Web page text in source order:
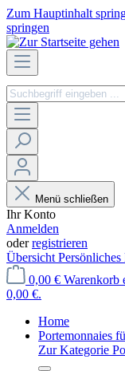
Zum Hauptinhalt
springen
Menü schließen
Ihr Konto
Anmelden
oderregistrieren
Übersicht
0,00 € Warenkorb
0,00 €.
Home
Portemonnaies
Zur Kategorie